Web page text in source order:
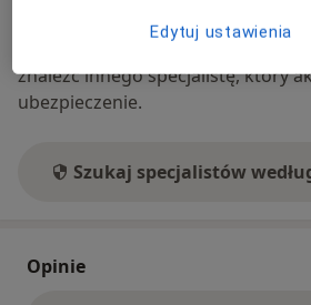
Ten specjalista przyjmuje
prywatnych. Możesz opłacić
znaleźć innego specjalistę, który
ubezpieczenie.
Szukaj specjalistów
Opinie
Edytuj ustawienia